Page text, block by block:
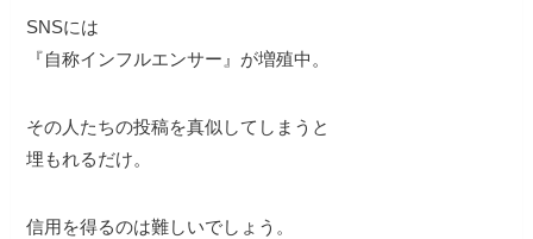
SNSには
『自称インフルエンサー』が増殖中。
その人たちの投稿を真似してしまうと
埋もれるだけ。
信用を得るのは難しいでしょう。